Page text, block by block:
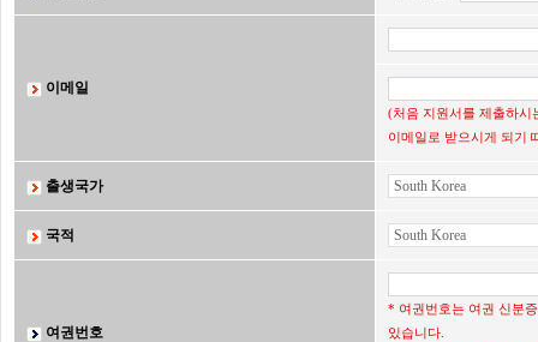
이메일
(처음 지원서를 제출하시
이메일로 받으시게 되기
출생국가
국적
여권번호
* 여권번호는 여권 신분
있습니다.